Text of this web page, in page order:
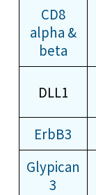
CD8
alpha &
beta
DLL1
ErbB3
Glypican
3